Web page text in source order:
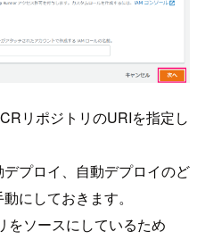
リポジトリのURIを指定し
プロイ、自動デプロイのど
にしておきます。
をソースにしているため